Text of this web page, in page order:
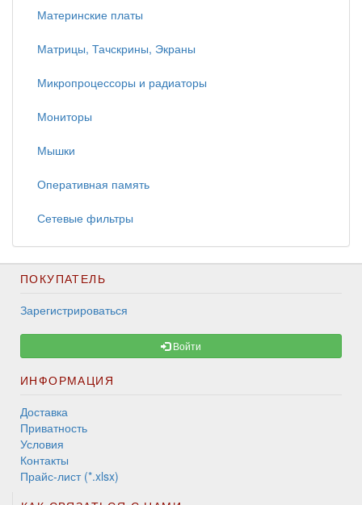
Материнские платы
Матрицы, Тачскрины, Экраны
Микропроцессоры и радиаторы
Мониторы
Мышки
Оперативная память
Сетевые фильтры
ПОКУПАТЕЛЬ
Зарегистрироваться
Войти
ИНФОРМАЦИЯ
Доставка
Приватность
Условия
Контакты
Прайс-лист (*.xlsx)